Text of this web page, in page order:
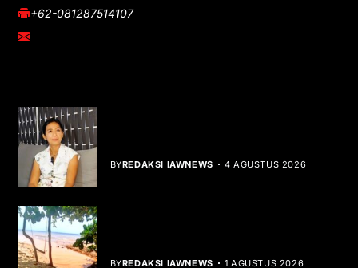
+62-081287514107
adm@iawnews.com
BYREDAKSI IAWNEWS 4 AGUSTUS 2026
BYREDAKSI IAWNEWS 1 AGUSTUS 2026